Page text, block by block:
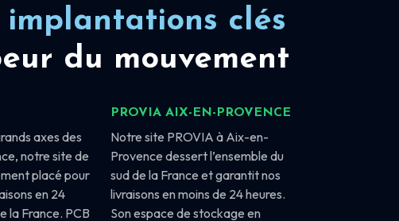
implantations clés
du mouvement
axes des
notre site de
placé pour
en 24
la France. PCB
PROVIA AIX-EN-PROVENCE
Notre site PROVIA à Aix-en-
Provence dessert l’ensemble du
sud de la France et garantit nos
livraisons en moins de 24 heures.
Son espace de stockage en